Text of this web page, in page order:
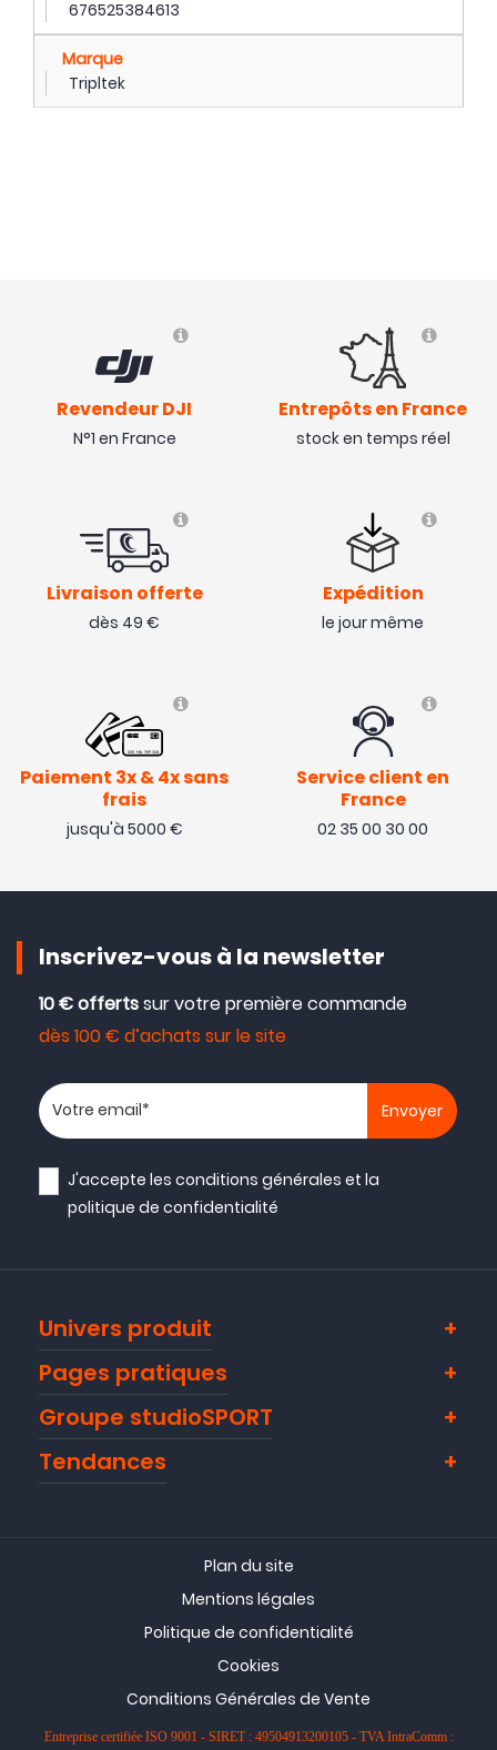
676525384613
Marque
Tripltek
Revendeur DJI
N°1 en France
Entrepôts en France
stock en temps réel
Livraison offerte
dès 49 €
Expédition
le jour même
Paiement 3x & 4x sans
frais
jusqu'à 5000 €
Service client en
France
02 35 00 30 00
Inscrivez-vous à la newsletter
10 € offertssur votre première commande
dès 100 € d’achats sur le site
Votre adresse email
J'accepte lesconditions générales et la
politique de confidentialité
Univers produit
Pages pratiques
Groupe studioSPORT
Tendances
Plan du site
Mentions légales
Politique de confidentialité
Cookies
Conditions Générales de Vente
Entreprise certifiée ISO 9001 - SIRET : 49504913200105 - TVA IntraComm :